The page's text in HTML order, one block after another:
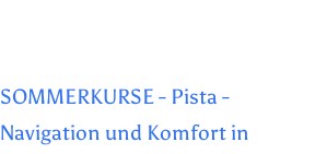
SOMMERKURSE - Pista -
Navigation und Komfort in